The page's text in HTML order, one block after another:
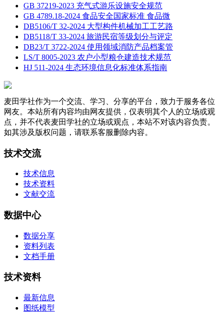
GB 37219-2023 充气式游乐设施安全规范
GB 4789.18-2024 食品安全国家标准 食品微
DB5106/T 32-2024 大型构件机械加工工艺路
DB5118/T 33-2024 旅游民宿等级划分与评定
DB23/T 3722-2024 使用领域消防产品档案管
LS/T 8005-2023 农户小型粮仓建造技术规范
HJ 511-2024 生态环境信息化标准体系指南
麦田学社作为一个交流、学习、分享的平台，致力于服务各位
网友。本站所有内容均由网友提供，仅表明其个人的立场或观
点，并不代表麦田学社的立场或观点，本站不对该内容负责。
如其涉及版权问题，请联系客服删除内容。
技术交流
技术信息
技术资料
文献交流
数据中心
数据分享
资料列表
文档手册
技术资料
最新信息
图纸模型